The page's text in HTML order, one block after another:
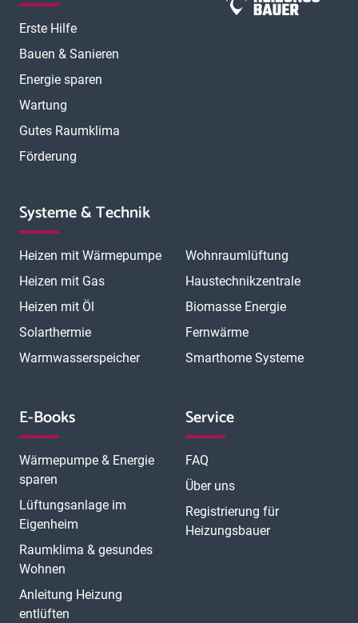
Erste Hilfe
Bauen & Sanieren
Energie sparen
Wartung
Gutes Raumklima
Förderung
Systeme & Technik
Heizen mit Wärmepumpe
Heizen mit Gas
Heizen mit Öl
Solarthermie
Warmwasserspeicher
Wohnraumlüftung
Haustechnikzentrale
Biomasse Energie
Fernwärme
Smarthome Systeme
E-Books
Wärmepumpe & Energie
sparen
Lüftungsanlage im
Eigenheim
Raumklima & gesundes
Wohnen
Anleitung Heizung
entlüften
Service
FAQ
Über uns
Registrierung für
Heizungsbauer